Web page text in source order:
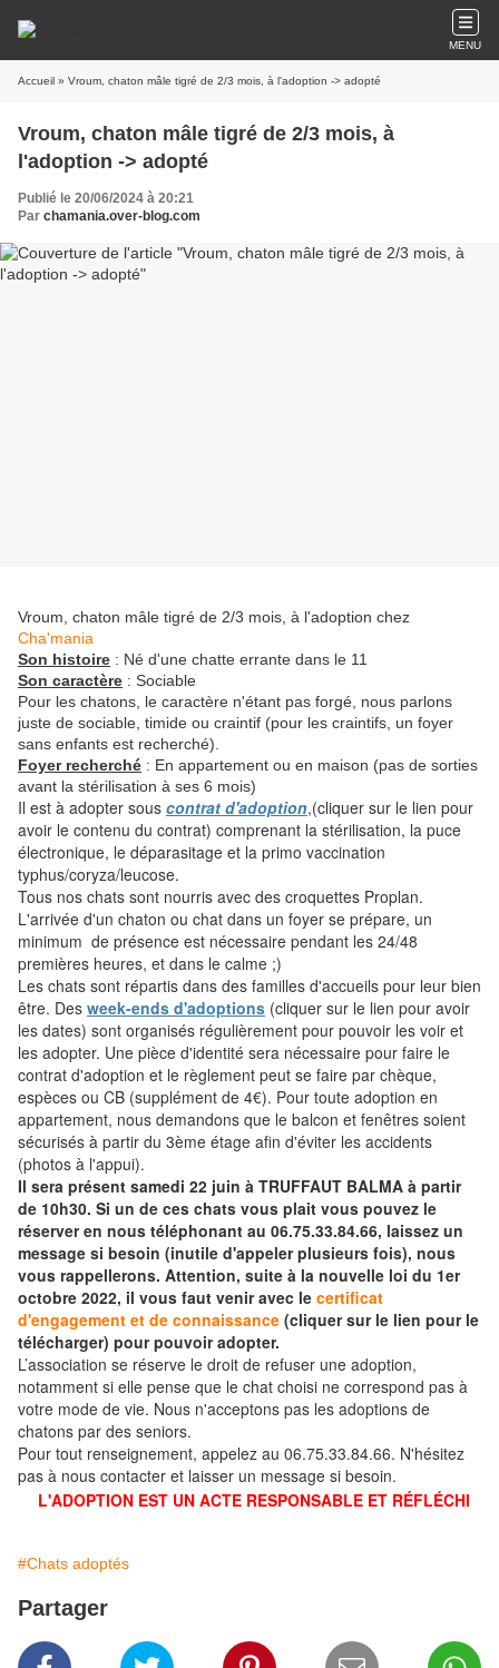
MENU
Accueil » Vroum, chaton mâle tigré de 2/3 mois, à l'adoption -> adopté
Vroum, chaton mâle tigré de 2/3 mois, à
l'adoption -> adopté
Publié le 20/06/2024 à 20:21
Par chamania.over-blog.com
Vroum, chaton mâle tigré de 2/3 mois, à l'adoption chez
Cha'mania
Son histoire : Né d'une chatte errante dans le 11
Son caractère : Sociable
Pour les chatons, le caractère n'étant pas forgé, nous parlons
juste de sociable, timide ou craintif (pour les craintifs, un foyer
sans enfants est recherché).
Foyer recherché : En appartement ou en maison (pas de sorties
avant la stérilisation à ses 6 mois)
Il est à adopter sous contrat d'adoption,(cliquer sur le lien pour
avoir le contenu du contrat) comprenant la stérilisation, la puce
électronique, le déparasitage et la primo vaccination
typhus/coryza/leucose.
Tous nos chats sont nourris avec des croquettes Proplan.
L'arrivée d'un chaton ou chat dans un foyer se prépare, un
minimum de présence est nécessaire pendant les 24/48
premières heures, et dans le calme ;)
Les chats sont répartis dans des familles d'accueils pour leur bien
être. Des week-ends d'adoptions (cliquer sur le lien pour avoir
les dates) sont organisés régulièrement pour pouvoir les voir et
les adopter. Une pièce d'identité sera nécessaire pour faire le
contrat d'adoption et le règlement peut se faire par chèque,
espèces ou CB (supplément de 4€). Pour toute adoption en
appartement, nous demandons que le balcon et fenêtres soient
sécurisés à partir du 3ème étage afin d'éviter les accidents
(photos à l'appui).
Il sera présent samedi 22 juin à TRUFFAUT BALMA à partir
de 10h30. Si un de ces chats vous plait vous pouvez le
réserver en nous téléphonant au 06.75.33.84.66, laissez un
message si besoin (inutile d'appeler plusieurs fois), nous
vous rappellerons. Attention, suite à la nouvelle loi du 1er
octobre 2022, il vous faut venir avec le certificat
d'engagement et de connaissance (cliquer sur le lien pour le
télécharger) pour pouvoir adopter.
L’association se réserve le droit de refuser une adoption,
notamment si elle pense que le chat choisi ne correspond pas à
votre mode de vie. Nous n'acceptons pas les adoptions de
chatons par des seniors.
Pour tout renseignement, appelez au 06.75.33.84.66. N'hésitez
pas à nous contacter et laisser un message si besoin.
L'ADOPTION EST UN ACTE RESPONSABLE ET RÉFLÉCHI
#Chats adoptés
Partager